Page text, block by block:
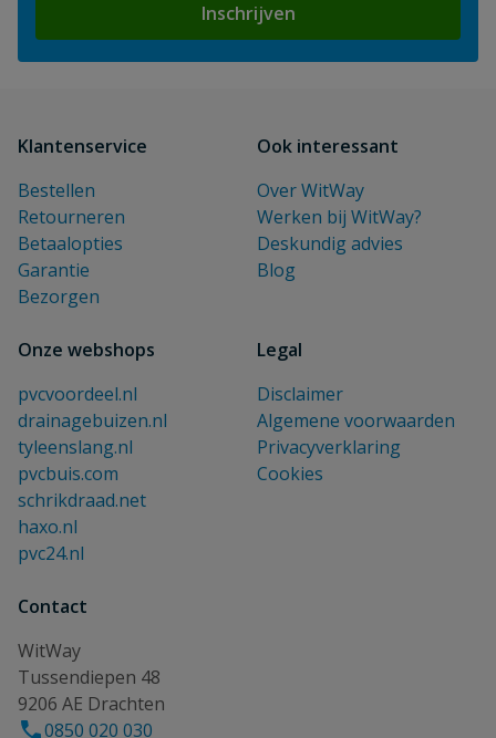
Inschrijven
Klantenservice
Bestellen
Retourneren
Betaalopties
Garantie
Bezorgen
Ook interessant
Over WitWay
Werken bij WitWay?
Deskundig advies
Blog
Onze webshops
pvcvoordeel.nl
drainagebuizen.nl
tyleenslang.nl
pvcbuis.com
schrikdraad.net
haxo.nl
pvc24.nl
Legal
Disclaimer
Algemene voorwaarden
Privacyverklaring
Cookies
Contact
WitWay
Tussendiepen 48
9206 AE Drachten
0850 020 030